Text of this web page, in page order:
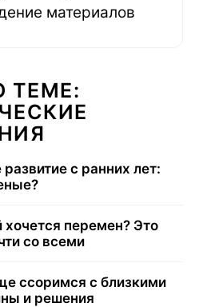
материалов
ТЕМЕ:
с ранних лет:
перемен? Это
со всеми
ссоримся с близкими
и решения